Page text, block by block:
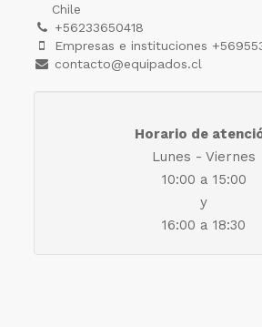
Chile
+56233650418
Empresas e instituciones
contacto@equipados.cl
Horario de
Lunes - Viernes
10:00 a 15:00
y
16:00 a 18:30